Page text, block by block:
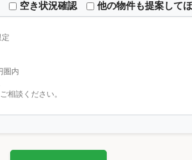
空き状況確認 他の物件も提案して